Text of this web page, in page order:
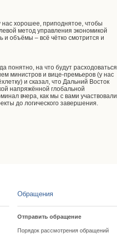
хорошее, приподнятое, чтобы
метод управления экономикой
объёмы – всё чётко смотрится и
понятно, на что будут расходоваться
министров и вице-премьеров (у нас
и сказал, что Дальний Восток
напряжённой глобальной
вчера, как мы с вами участвовали
до логического завершения.
Обращения
Отправить обращение
Порядок рассмотрения обращений